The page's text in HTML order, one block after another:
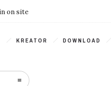
on site
KREATOR DOWNLOAD